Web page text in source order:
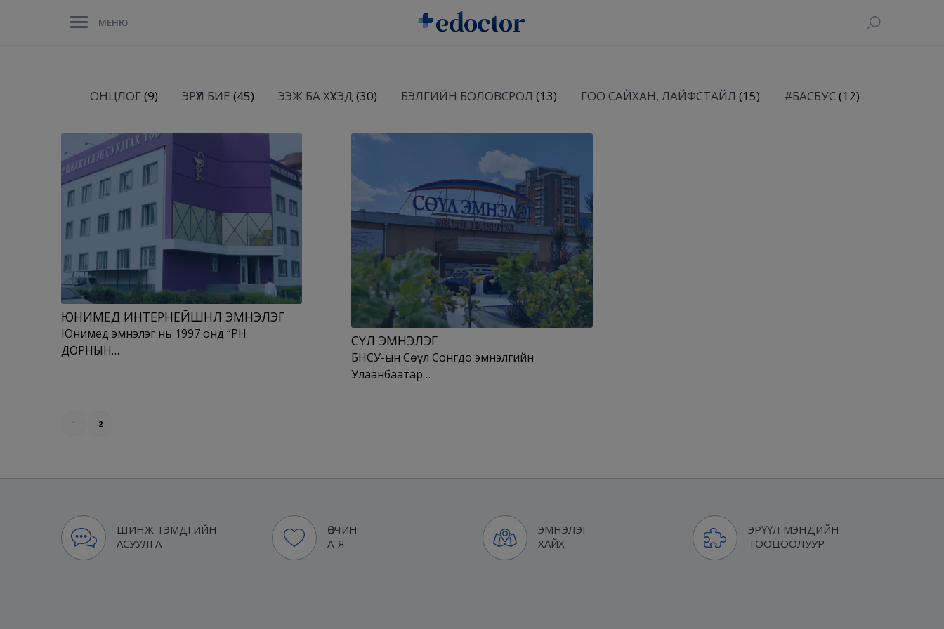
МЕНЮ
ОНЦЛОГ(9) ЭРҮҮЛ БИЕ (45) ЭЭЖ БА ХҮҮХЭД (30) БЭЛГИЙН БОЛОВСРОЛ (13) ГОО САЙХАН, ЛАЙФСТАЙЛ (15) #БАСБУС(12)
ЮНИМЕД ИНТЕРНЕЙШНЛ ЭМНЭЛЭГ
Юнимед эмнэлэг нь 1997 онд “ӨРНӨ
ДОРНЫН…
СӨҮЛ ЭМНЭЛЭГ
БНСУ-ын Сөүл Сонгдо эмнэлгийн
Улаанбаатар…
1 2
ШИНЖ ТЭМДГИЙН
АСУУЛГА
ӨВЧИН
А-Я
ЭМНЭЛЭГ
ХАЙХ
ЭРҮҮЛ МЭНДИЙН
ТООЦООЛУУР